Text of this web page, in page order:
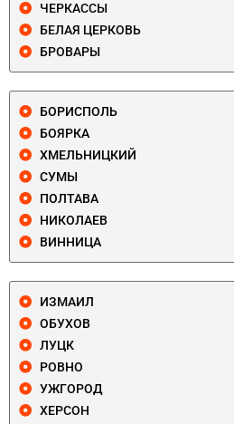
ЧЕРКАССЫ
БЕЛАЯ ЦЕРКОВЬ
БРОВАРЫ
БОРИСПОЛЬ
БОЯРКА
ХМЕЛЬНИЦКИЙ
СУМЫ
ПОЛТАВА
НИКОЛАЕВ
ВИННИЦА
ИЗМАИЛ
ОБУХОВ
ЛУЦК
РОВНО
УЖГОРОД
ХЕРСОН